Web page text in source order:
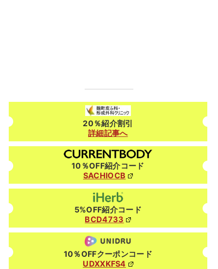
20％紹介割引
詳細記事へ
10％OFF紹介コード
SACHIOCB
5%OFF紹介コード
BCD4733
10％OFFクーポンコード
UDXXKFS4